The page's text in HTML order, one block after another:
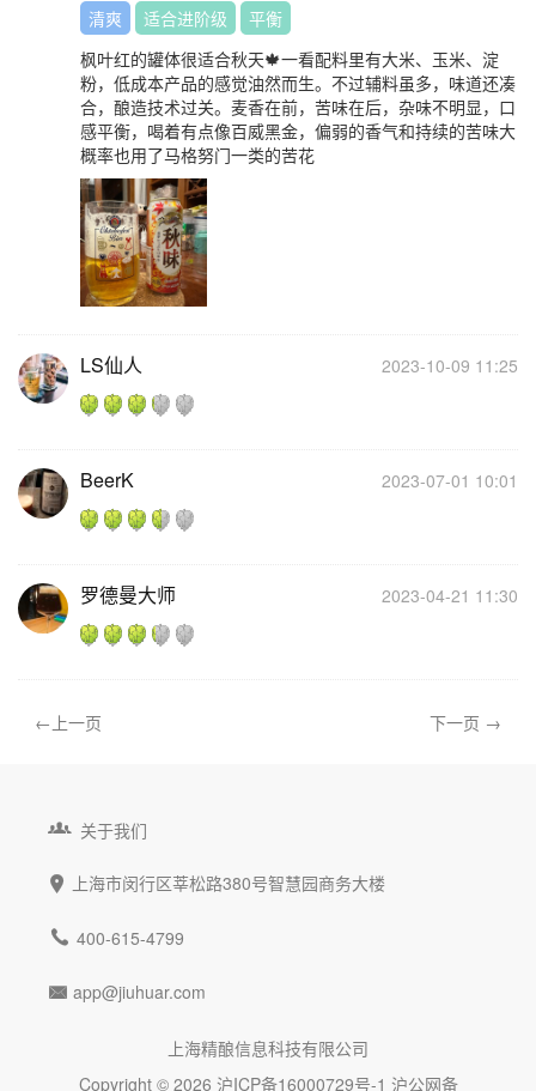
清爽
适合进阶级
平衡
枫叶红的罐体很适合秋天🍁一看配料里有大米、玉米、淀
粉，低成本产品的感觉油然而生。不过辅料虽多，味道还凑
合，酿造技术过关。麦香在前，苦味在后，杂味不明显，口
感平衡，喝着有点像百威黑金，偏弱的香气和持续的苦味大
概率也用了马格努门一类的苦花
LS仙人 2023-10-09 11:25
BeerK 2023-07-01 10:01
罗德曼大师 2023-04-21 11:30
←上一页 下一页 →
 关于我们
 上海市闵行区莘松路380号智慧园商务大楼
 400-615-4799
 app@jiuhuar.com
上海精酿信息科技有限公司
Copyright © 2026 沪ICP备16000729号-1 沪公网备